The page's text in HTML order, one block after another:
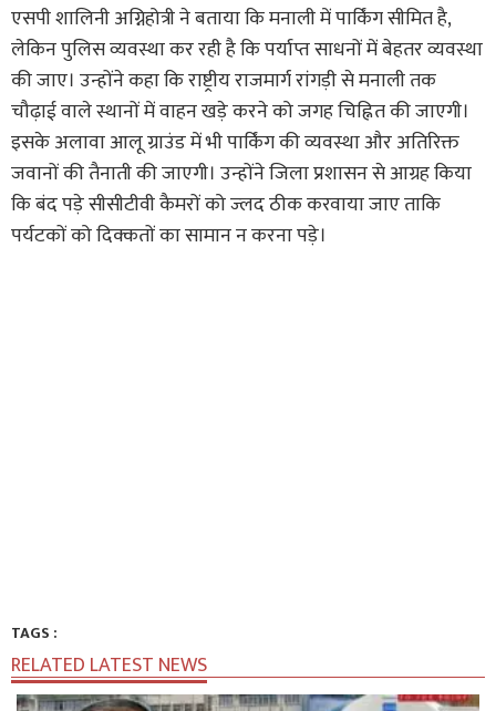
एसपी शालिनी अग्निहोत्री ने बताया कि मनाली में पार्किंग सीमित है,
लेकिन पुलिस व्यवस्था कर रही है कि पर्याप्त साधनों में बेहतर व्यवस्था
की जाए। उन्होंने कहा कि राष्ट्रीय राजमार्ग रांगड़ी से मनाली तक
चौढ़ाई वाले स्थानों में वाहन खड़े करने को जगह चिह्नित की जाएगी।
इसके अलावा आलू ग्राउंड में भी पार्किंग की व्यवस्था और अतिरिक्त
जवानों की तैनाती की जाएगी। उन्होंने जिला प्रशासन से आग्रह किया
कि बंद पड़े सीसीटीवी कैमरों को ज्लद ठीक करवाया जाए ताकि
पर्यटकों को दिक्कतों का सामान न करना पड़े।
TAGS :
RELATED LATEST NEWS